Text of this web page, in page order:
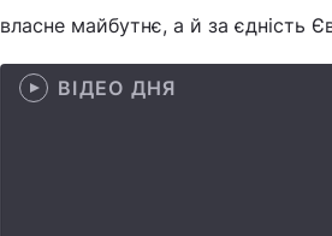
власне майбутнє, а й за єдність
ВІДЕО ДНЯ